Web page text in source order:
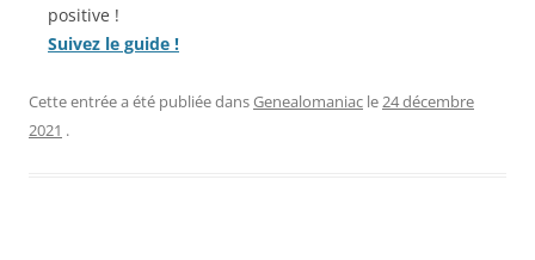
positive !
Suivez le guide !
Cette entrée a été publiée dansGenealomaniac le24 décembre
2021 .